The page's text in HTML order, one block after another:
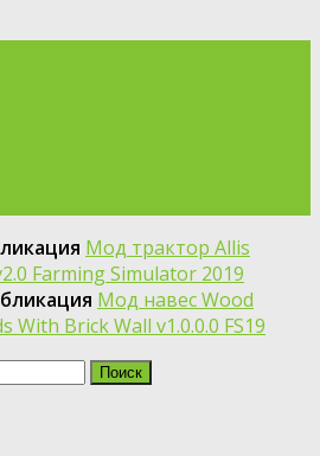
Moд трактор Allis
Farming Simulator 2019
Moд навес Wood
With Brick Wall v1.0.0.0 FS19